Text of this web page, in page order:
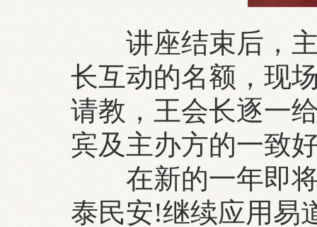
讲座结束后，主
长互动的名额，现
请教，王会长逐一
宾及主办方的一致
在新的一年即将
泰民安!继续应用易